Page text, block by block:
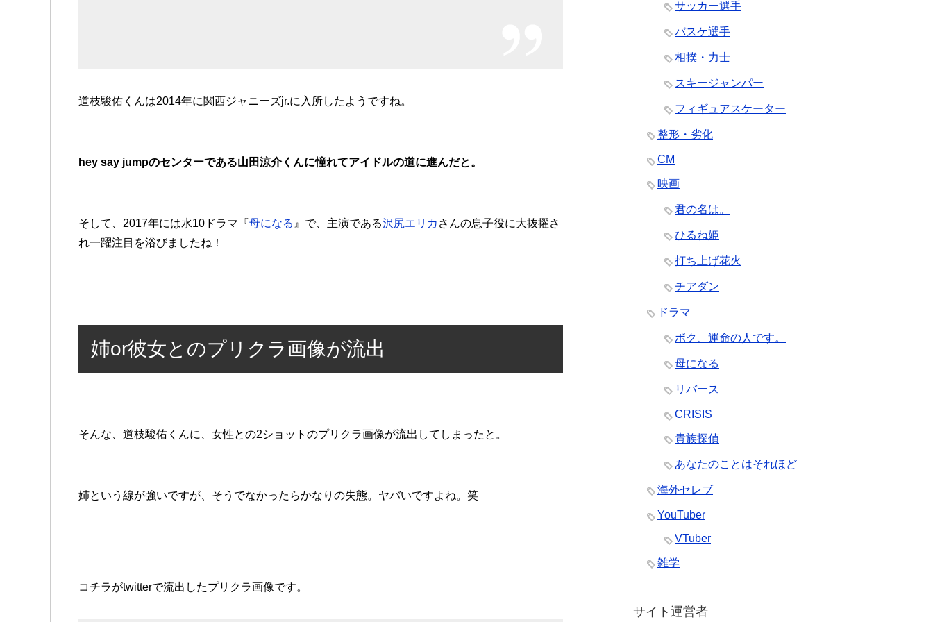
道枝駿佑くんは2014年に関西ジャニーズjr.に入所したようですね。
hey say jumpのセンターである山田涼介くんに憧れてアイドルの道に進んだと。
そして、2017年には水10ドラマ『母になる 』で、主演である沢尻エリカ さんの息子役に大抜擢さ
れ一躍注目を浴びましたね！
姉or彼女とのプリクラ画像が流出
そんな、道枝駿佑くんに、女性との2ショットのプリクラ画像が流出してしまったと。
姉という線が強いですが、そうでなかったらかなりの失態。ヤバいですよね。笑
コチラがtwitterで流出したプリクラ画像です。
サッカー選手
バスケ選手
相撲・力士
スキージャンパー
フィギュアスケーター
整形・劣化
CM
映画
君の名は。
ひるね姫
打ち上げ花火
チアダン
ドラマ
ボク、運命の人です。
母になる
リバース
CRISIS
貴族探偵
あなたのことはそれほど
海外セレブ
YouTuber
VTuber
雑学
サイト運営者